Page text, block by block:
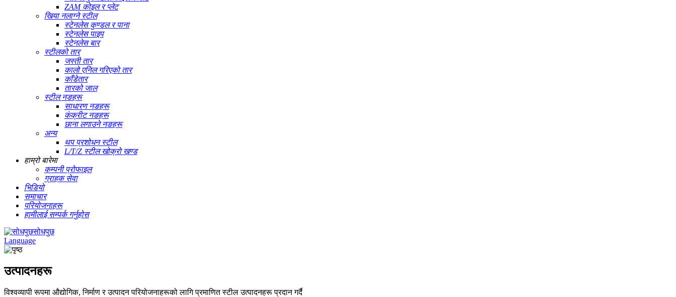
ZAM कोइल र प्लेट
खिया नलाग्ने स्टील
स्टेनलेस कुण्डल र पाना
स्टेनलेस पाइप
स्टेनलेस बार
स्टीलको तार
जस्ती तार
कालो एनिल गरिएको तार
काँडेतार
तारको जाल
स्टील नङहरू
साधारण नङहरू
कंक्रीट नङहरू
छाना लगाउने नङहरू
अन्य
थप प्रशोधन स्टील
L/T/Z स्टील खोक्रो खण्ड
हाम्रो बारेमा
कम्पनी प्रोफाइल
ग्राहक सेवा
भिडियो
समाचार
परियोजनाहरू
हामीलाई सम्पर्क गर्नुहोस
सोधपुछ
Language
उत्पादनहरू
विश्वव्यापी रूपमा औद्योगिक, निर्माण र उत्पादन परियोजनाहरूको लागि प्रमाणित स्टील उत्पादनहरू प्रदान गर्दै